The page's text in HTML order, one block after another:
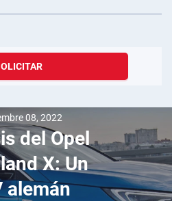
08, 2022
del Opel
X: Un
alemán